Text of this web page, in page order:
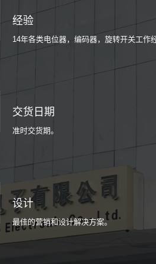
经验
14年各类电位器，编码器，旋转开关工作
交货日期
准时交货期。
设计
最佳的营销和设计解决方案。